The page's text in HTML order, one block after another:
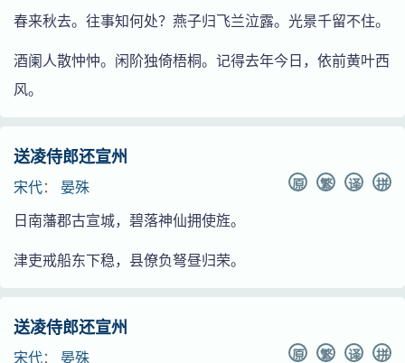
春来秋去。往事知何处？燕子归飞兰泣露。光景千留不住。
酒阑人散忡忡。闲阶独倚梧桐。记得去年今日，依前黄叶西
风。
送凌侍郎还宣州
宋代： 晏殊 拼
译
繁
原
日南藩郡古宣城，碧落神仙拥使旌。
津吏戒船东下稳，县僚负弩昼归荣。
送凌侍郎还宣州
宋代： 晏殊 拼
译
繁
原